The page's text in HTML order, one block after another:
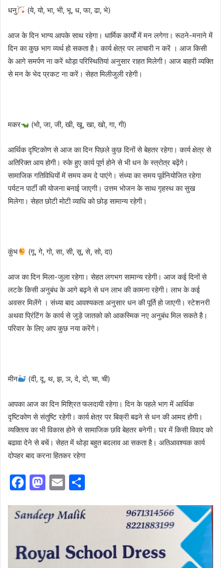
धनु (ये, यो, भा, भी, भू, ध, फा, ढा, भे)
आज के दिन भाग्य आपके साथ रहेगा। धार्मिक कार्यों में मन लगेगा। रूठने-मनाने में
दिन का कुछ भाग व्यर्थ हो सकता है। कार्य क्षेत्र पर लाचारी न करें । आज किसी
के आगे समर्पण ना करें थोड़ा परिस्थितियां अनुसार राहत मिलेगी। आज बाहरी व्यक्ति
से मन के भेद प्रकट ना करें। सेहत मिलीजुली रहेगी।
मकर (भो, जा, जी, खी, खू, खा, खो, गा, गी)
आर्थिक दृष्टिकोण से आज का दिन पिछले कुछ दिनों से बेहतर रहेगा। कार्य क्षेत्र से
अतिरिक्त आय होगी। रुके हुए कार्य पूर्ण होने से भी धन के स्त्रोत्र बढ़ेंगे।
सामाजिक गतिविधियों में समय कम दे पाएंगे। संध्या का समय पूर्वनियोजित रहेगा
पर्यटन पार्टी की योजना बनाई जाएगी। उत्तम भोजन के साथ गृहस्थ का सुख
मिलेगा। सेहत छोटी मोटी व्याधि को छोड़ सामान्य रहेगी।
कुंभ (गू, गे, गो, सा, सी, सू, से, सो, दा)
आज का दिन मिला-जुला रहेगा। सेहत लगभग सामान्य रहेगी। आज कई दिनों से
लटके किसी अनुबंध के आगे बढ़ने से धन लाभ की कामना रहेगी। लाभ के कई
अवसर मिलेंगे । संध्या बाद आवश्यकता अनुसार धन की पूर्ति हो जाएगी। स्टेशनरी
अथवा प्रिंटिंग के कार्य से जुड़े जातको को आकस्मिक नए अनुबंध मिल सकते है।
परिवार के लिए आप कुछ नया करेंगे।
मीन (दी, दू, थ, झ, ञ, दे, दो, चा, ची)
आपका आज का दिन मिश्रित फलदायी रहेगा। दिन के पहले भाग में आर्थिक
दृष्टिकोण से संतुष्टि रहेगी। कार्य क्षेत्र पर बिक्री बढने से धन की आमद होगी।
व्यक्तित्व का भी विकास होने से सामाजिक छवि बेहतर बनेगी। घर में किसी विवाद को
बढावा देने से बचें। सेहत में थोड़ा बहुत बदलाव आ सकता है। अतिआवश्यक कार्य
दोपहर बाद करना हितकर रहेगा
F
c
b
o
M
st
o
d
o
E
ai ar